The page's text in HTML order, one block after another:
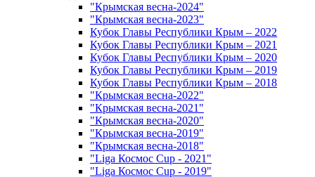
"Крымская весна-2024"
"Крымская весна-2023"
Кубок Главы Республики Крым – 2022
Кубок Главы Республики Крым – 2021
Кубок Главы Республики Крым – 2020
Кубок Главы Республики Крым – 2019
Кубок Главы Республики Крым – 2018
"Крымская весна-2022"
"Крымская весна-2021"
"Крымская весна-2020"
"Крымская весна-2019"
"Крымская весна-2018"
"Liga Космос Cup - 2021"
"Liga Космос Cup - 2019"